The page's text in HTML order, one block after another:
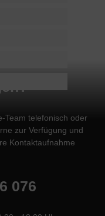
Team telefonisch oder
zur Verfügung und
Kontaktaufnahme
076